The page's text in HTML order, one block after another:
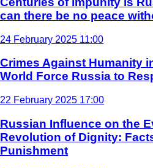
can there be no peace
24 February 2025 11:00
Crimes Against Humanity
World Force Russia to
22 February 2025 17:00
Russian Influence on the
Revolution of Dignity:
Punishment